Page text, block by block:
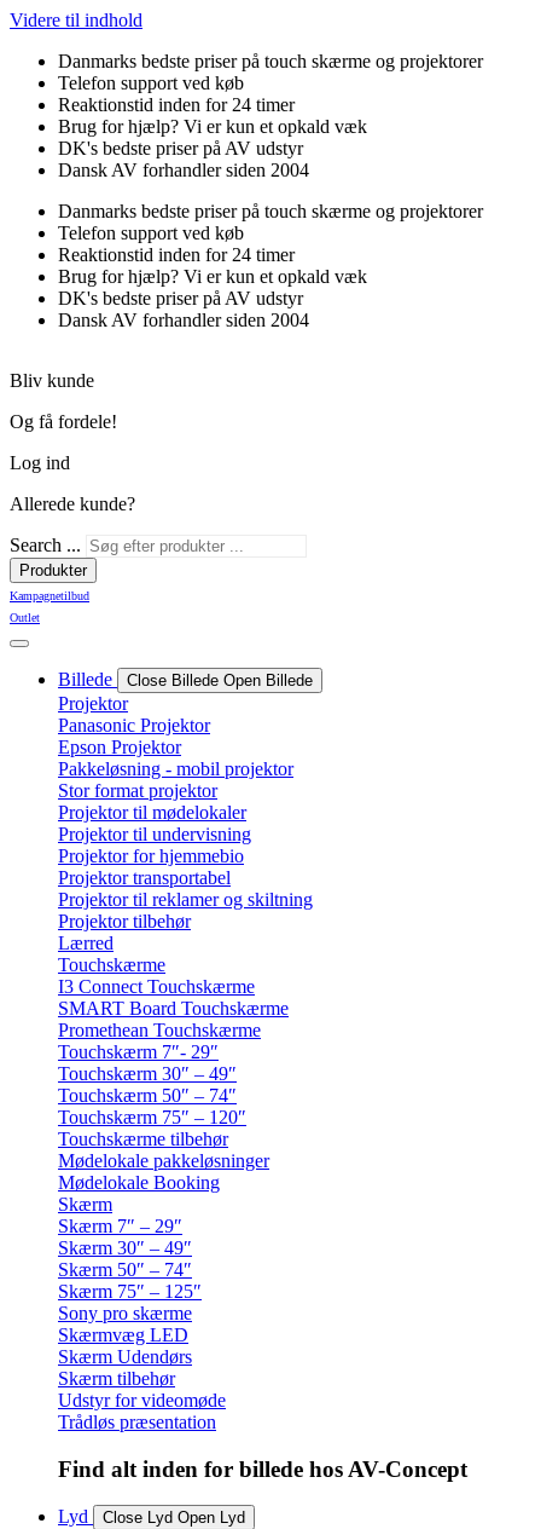
Videre til indhold
Danmarks bedste priser på touch skærme og projektorer
Telefon support ved køb
Reaktionstid inden for 24 timer
Brug for hjælp? Vi er kun et opkald væk
DK's bedste priser på AV udstyr
Dansk AV forhandler siden 2004
Danmarks bedste priser på touch skærme og projektorer
Telefon support ved køb
Reaktionstid inden for 24 timer
Brug for hjælp? Vi er kun et opkald væk
DK's bedste priser på AV udstyr
Dansk AV forhandler siden 2004
Bliv kunde
Og få fordele!
Log ind
Allerede kunde?
Search ...
Produkter
Kampagnetilbud
Outlet
Billede Close Billede Open Billede
Projektor
Panasonic Projektor
Epson Projektor
Pakkeløsning - mobil projektor
Stor format projektor
Projektor til mødelokaler
Projektor til undervisning
Projektor for hjemmebio
Projektor transportabel
Projektor til reklamer og skiltning
Projektor tilbehør
Lærred
Touchskærme
I3 Connect Touchskærme
SMART Board Touchskærme
Promethean Touchskærme
Touchskærm 7″- 29″
Touchskærm 30″ – 49″
Touchskærm 50″ – 74″
Touchskærm 75″ – 120″
Touchskærme tilbehør
Mødelokale pakkeløsninger
Mødelokale Booking
Skærm
Skærm 7″ – 29″
Skærm 30″ – 49″
Skærm 50″ – 74″
Skærm 75″ – 125″
Sony pro skærme
Skærmvæg LED
Skærm Udendørs
Skærm tilbehør
Udstyr for videomøde
Trådløs præsentation
Find alt inden for billede hos AV-Concept
Lyd Close Lyd Open Lyd